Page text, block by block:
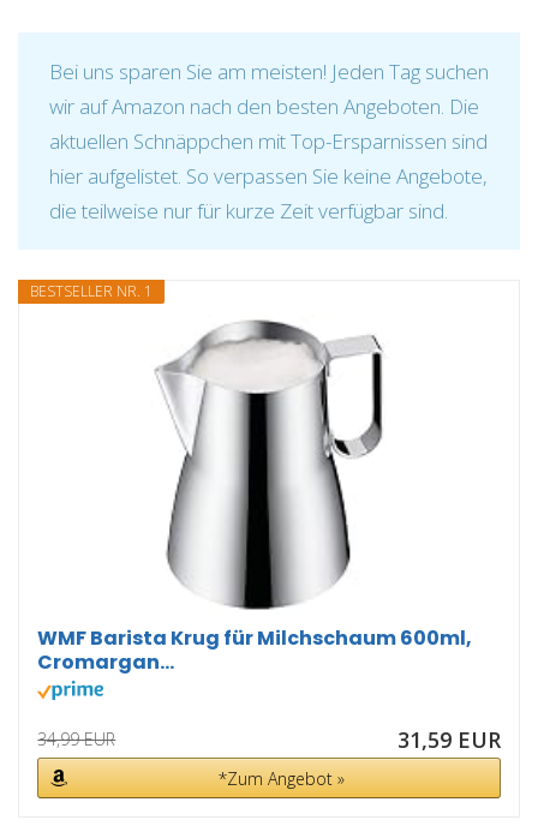
Bei uns sparen Sie am meisten! Jeden Tag suchen
wir auf Amazon nach den besten Angeboten. Die
aktuellen Schnäppchen mit Top-Ersparnissen sind
hier aufgelistet. So verpassen Sie keine Angebote,
die teilweise nur für kurze Zeit verfügbar sind.
BESTSELLER NR. 1
WMF Barista Krug für Milchschaum 600ml,
Cromargan...
34,99 EUR 31,59 EUR
*Zum Angebot »